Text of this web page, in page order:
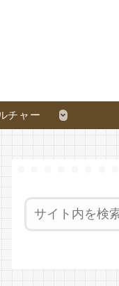
チャー